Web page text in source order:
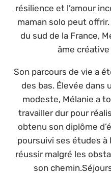
résilience et l’amour
maman solo peut
du sud de la France,
âme
Son parcours de vie a
des bas. Élevée dans
modeste, Mélanie a
travailler dur pour
obtenu son diplôme
poursuivi ses études à
réussir malgré les
son